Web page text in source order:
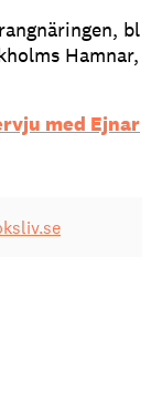
bl
Hamnar,
med Ejnar